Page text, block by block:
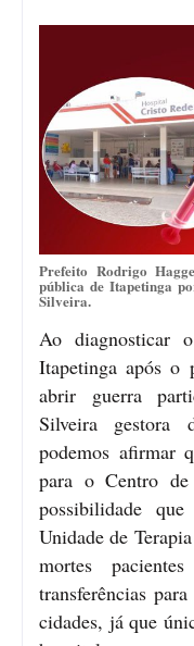
Prefeito Rodrigo
pública de Itapetinga
Silveira.
Ao diagnosticar
Itapetinga após o
abrir guerra
Silveira gestora
podemos afirmar
para o Centro
possibilidade
Unidade de
mortes
transferências
cidades, já que